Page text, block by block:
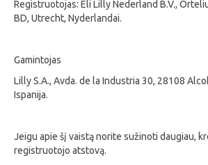
Registruotojas: Eli Lilly Nederland B.V.,
BD, Utrecht, Nyderlandai.
Gamintojas
Lilly S.A., Avda. de la Industria 30, 28108
Ispanija.
Jeigu apie šį vaistą norite sužinoti daugiau,
registruotojo atstovą.